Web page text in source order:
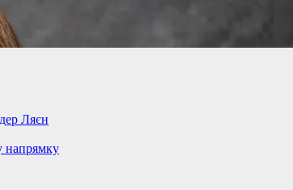
Ляєн
напрямку